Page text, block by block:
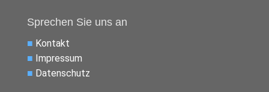
Sprechen Sie uns an
■ Kontakt
■ Impressum
■ Datenschutz